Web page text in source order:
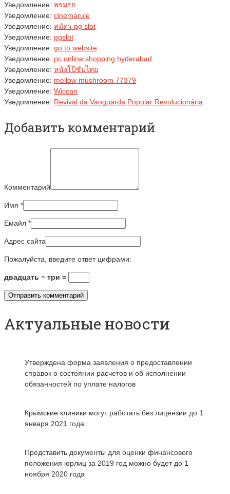
Уведомление: พรมรถ
Уведомление: cinemarule
Уведомление: สมัคร pg slot
Уведомление: pgslot
Уведомление: go to website
Уведомление: pc online shopping hyderabad
Уведомление: หนังโป๊ซับไทย
Уведомление: mellow mushroom 77379
Уведомление: Wiccan
Уведомление: Revival da Vanguarda Popular Revolucionária
Добавить комментарий
Комментарий
Имя *
Емайл *
Адрес сайта
Пожалуйста, введите ответ цифрами:
двадцать − три =
Актуальные новости
Утверждена форма заявления о предоставлении
справок о состоянии расчетов и об исполнении
обязанностей по уплате налогов
Крымские клиники могут работать без лицензии до 1
января 2021 года
Представить документы для оценки финансового
положения юрлиц за 2019 год можно будет до 1
ноября 2020 года